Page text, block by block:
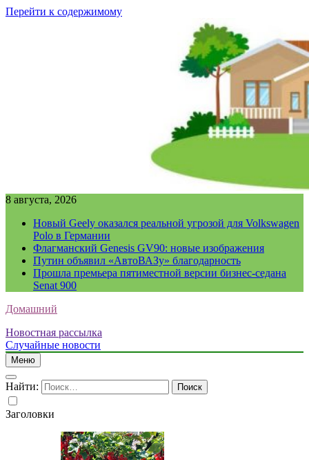
Перейти к содержимому
8 августа, 2026
Новый Geely оказался реальной угрозой для Volkswagen
Polo в Германии
Флагманский Genesis GV90: новые изображения
Путин объявил «АвтоВАЗу» благодарность
Прошла премьера пятиместной версии бизнес-седана
Senat 900
Домашний
Новостная рассылка
Случайные новости
Меню
Найти:
Заголовки